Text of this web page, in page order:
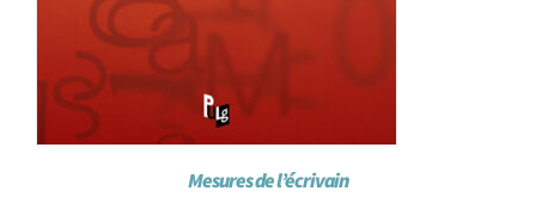
Mesures de l’écrivain